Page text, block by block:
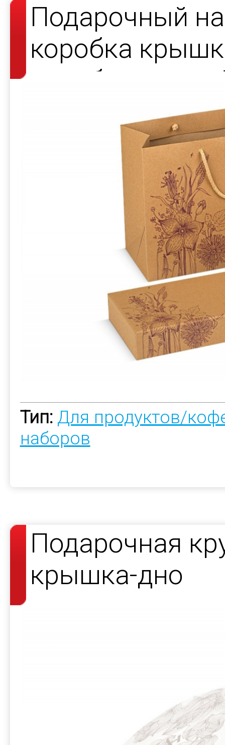
Подарочный
коробка
коробки под
Тип: Для продуктов/
наборов
Подарочная
крышка-дно